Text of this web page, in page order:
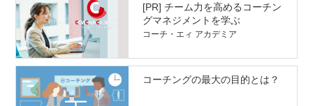
[PR] チーム力を高めるコーチン
グマネジメントを学ぶ
コーチ・エィ アカデミア
コーチングの最大の目的とは？